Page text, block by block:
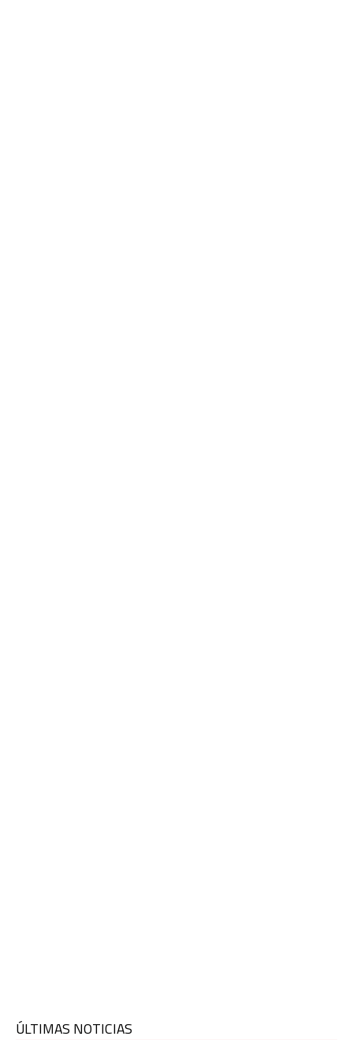
ÚLTIMAS NOTICIAS